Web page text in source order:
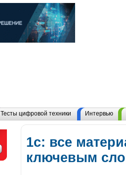
Тесты цифровой техники Интервью
1с: все
ключевым